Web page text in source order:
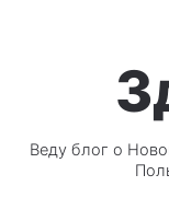
Веду блог о